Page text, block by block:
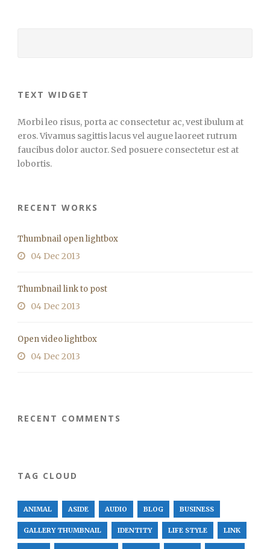
TEXT WIDGET
Morbi leo risus, porta ac consectetur ac, vest ibulum at
eros. Vivamus sagittis lacus vel augue laoreet rutrum
faucibus dolor auctor. Sed posuere consectetur est at
lobortis.
RECENT WORKS
Thumbnail open lightbox
04 Dec 2013
Thumbnail link to post
04 Dec 2013
Open video lightbox
04 Dec 2013
RECENT COMMENTS
TAG CLOUD
ANIMAL ASIDE AUDIO BLOG BUSINESS
GALLERY THUMBNAIL IDENTITY LIFE STYLE LINK